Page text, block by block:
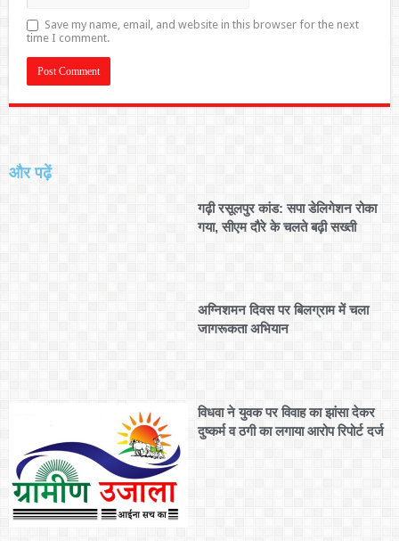
Save my name, email, and website in this browser for the next
time I comment.
और पढ़ें
गढ़ी रसूलपुर कांड: सपा डेलिगेशन रोका
गया, सीएम दौरे के चलते बढ़ी सख्ती
अग्निशमन दिवस पर बिलग्राम में चला
जागरूकता अभियान
विधवा ने युवक पर विवाह का झांसा देकर
दुष्कर्म व ठगी का लगाया आरोप रिपोर्ट दर्ज